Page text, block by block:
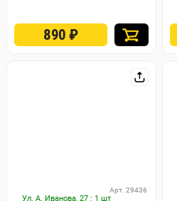
890₽
Ул. А. Иванова, 27 : 1 шт
Арт. 29436